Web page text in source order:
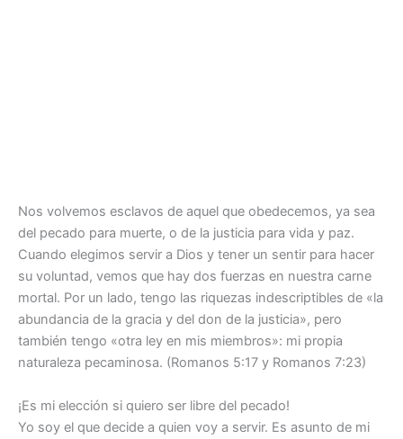
Nos volvemos esclavos de aquel que obedecemos, ya sea
del pecado para muerte, o de la justicia para vida y paz.
Cuando elegimos servir a Dios y tener un sentir para hacer
su voluntad, vemos que hay dos fuerzas en nuestra carne
mortal. Por un lado, tengo las riquezas indescriptibles de «la
abundancia de la gracia y del don de la justicia», pero
también tengo «otra ley en mis miembros»: mi propia
naturaleza pecaminosa. (Romanos 5:17 y Romanos 7:23)
¡Es mi elección si quiero ser libre del pecado!
Yo soy el que decide a quien voy a servir. Es asunto de mi